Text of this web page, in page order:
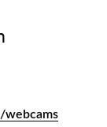
webcams